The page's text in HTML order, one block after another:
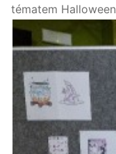
tématem Halloween